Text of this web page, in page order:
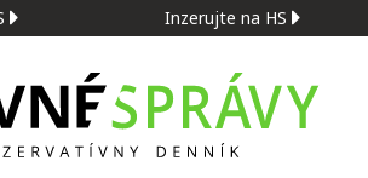
Inzerujte na HS